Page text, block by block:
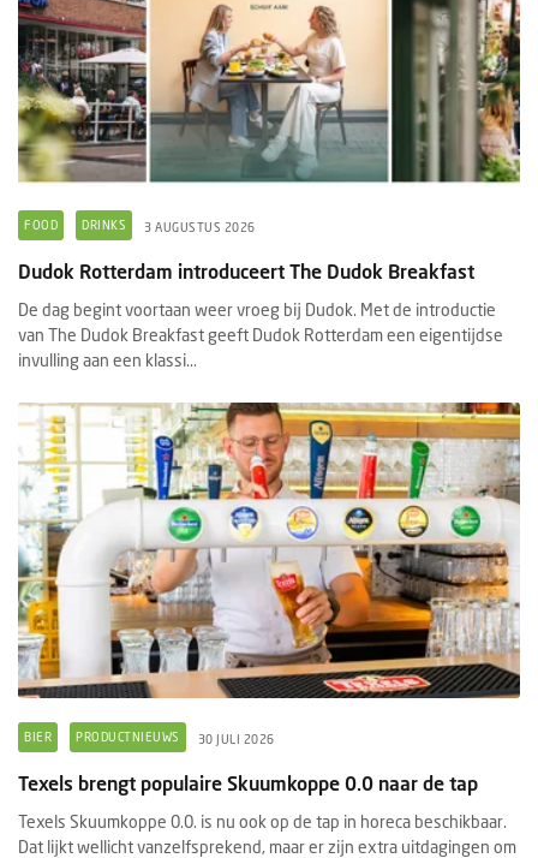
FOOD DRINKS 3 AUGUSTUS 2026
Dudok Rotterdam introduceert The Dudok Breakfast
De dag begint voortaan weer vroeg bij Dudok. Met de introductie
van The Dudok Breakfast geeft Dudok Rotterdam een eigentijdse
invulling aan een klassi...
BIER PRODUCTNIEUWS 30 JULI 2026
Texels brengt populaire Skuumkoppe 0.0 naar de tap
Texels Skuumkoppe 0.0. is nu ook op de tap in horeca beschikbaar.
Dat lijkt wellicht vanzelfsprekend, maar er zijn extra uitdagingen om